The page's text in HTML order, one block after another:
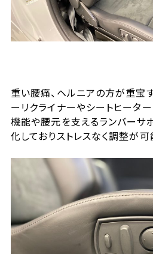
重い腰痛、ヘルニアの方が重宝
ーリクライナーやシートヒータ
機能や腰元を支えるランバーサ
化しておりストレスなく調整が可